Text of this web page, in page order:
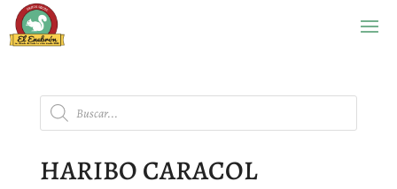
Búsqueda
de
productos
HARIBO CARACOL